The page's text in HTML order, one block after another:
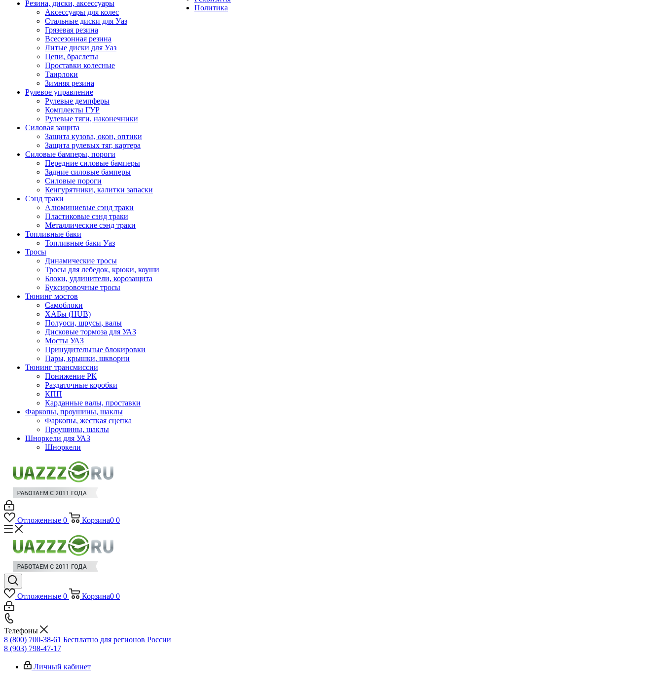
Резина, диски, аксессуары
Аксессуары для колес
Стальные диски для Уаз
Грязевая резина
Всесезонная резина
Литые диски для Уаз
Цепи, браслеты
Проставки колесные
Таирлоки
Зимняя резина
Рулевое управление
Рулевые демпферы
Комплекты ГУР
Рулевые тяги, наконечники
Силовая защита
Защита кузова, окон, оптики
Защита рулевых тяг, картера
Силовые бамперы, пороги
Передние силовые бамперы
Задние силовые бамперы
Силовые пороги
Кенгурятники, калитки запаски
Сэнд траки
Алюминиевые сэнд траки
Пластиковые сэнд траки
Металлические сэнд траки
Топливные баки
Топливные баки Уаз
Тросы
Динамические тросы
Тросы для лебедок, крюки, коуши
Блоки, удлинители, корозащита
Буксировочные тросы
Тюнинг мостов
Самоблоки
ХАБы (HUB)
Полуоси, шрусы, валы
Дисковые тормоза для УАЗ
Мосты УАЗ
Принудительные блокировки
Пары, крышки, шкворни
Тюнинг трансмиссии
Понижение РК
Раздаточные коробки
КПП
Карданные валы, проставки
Фаркопы, проушины, шаклы
Фаркопы, жесткая сцепка
Проушины, шаклы
Шноркели для УАЗ
Шноркели
Политика
Отложенные 0 Корзина0 0
Отложенные 0 Корзина0 0
Телефоны
8 (800) 700-38-61 Бесплатно для регионов России
8 (903) 798-47-17
Личный кабинет